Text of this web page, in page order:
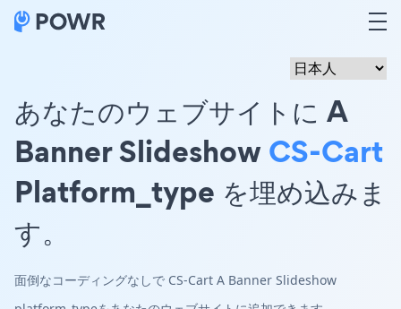
あなたのウェブサイトに A
Banner SlideshowCS-Cart
Platform_type を埋め込みま
す。
面倒なコーディングなしで CS-Cart A Banner Slideshow